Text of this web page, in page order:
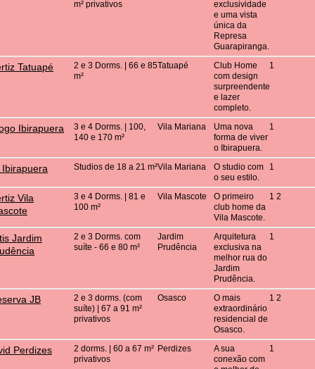
m² privativos
exclusividade
e uma vista
única da
Represa
Guarapiranga.
Tatuapé
2 e 3 Dorms. | 66 e 85
m²
Tatuapé
Club Home
com design
surpreendente
e lazer
completo.
1
Ibirapuera
3 e 4 Dorms. | 100,
140 e 170 m²
Vila Mariana
Uma nova
forma de viver
o Ibirapuera.
1
Ibirapuera Studios de 18 a 21 m²Vila Mariana
O studio com
o seu estilo.
1
Vila
3 e 4 Dorms. | 81 e
100 m²
Vila Mascote
O primeiro
club home da
Vila Mascote.
1 2
Jardim
2 e 3 Dorms. com
suíte - 66 e 80 m²
Jardim
Prudência
Arquitetura
exclusiva na
melhor rua do
Jardim
Prudência.
1
JB
2 e 3 dorms. (com
suíte) | 67 a 91 m²
privativos
Osasco
O mais
extraordinário
residencial de
Osasco.
1 2
Perdizes
2 dorms. | 60 a 67 m²
privativos
Perdizes
A sua
conexão com
1